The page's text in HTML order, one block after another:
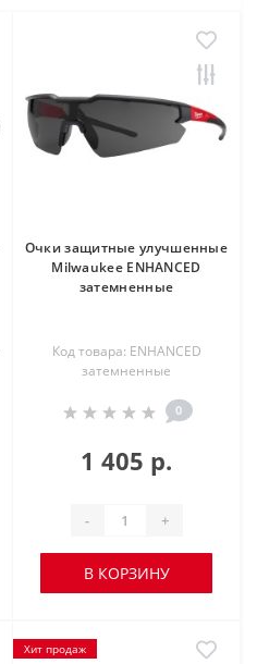
Очки защитные улучшенные
Milwaukee ENHANCED
затемненные
Код товара: ENHANCED
затемненные
0
1 405 р.
- +
В КОРЗИНУ
Хит продаж